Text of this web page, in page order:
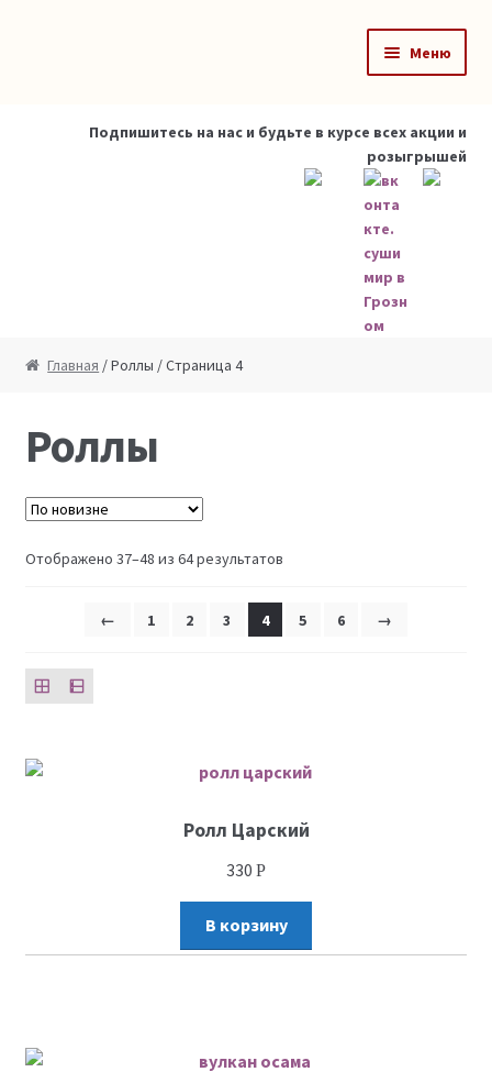
Меню
Корзина
Подпишитесь на нас и будьте в курсе всех акции и
розыгрышей
Главная / Роллы / Страница 4
Роллы
Отображено 37–48 из 64 результатов
← 1 2 3 4 5 6 →
Ролл Царский
330 Р
В корзину